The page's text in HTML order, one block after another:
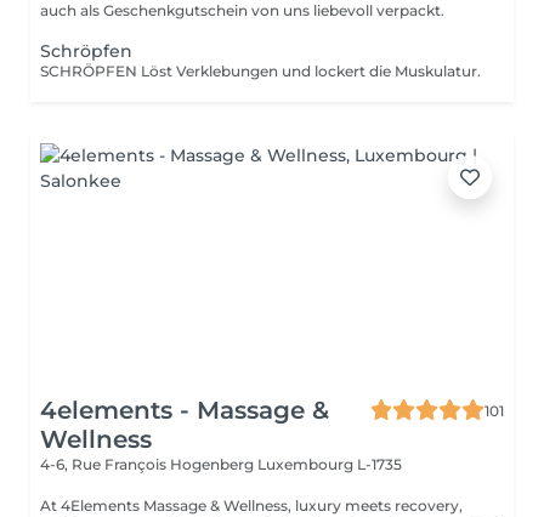
auch als Geschenkgutschein von uns liebevoll verpackt.
Schröpfen
SCHRÖPFEN Löst Verklebungen und lockert die Muskulatur.
4elements - Massage &
Wellness
101
4-6, Rue François Hogenberg Luxembourg L-1735
At 4Elements Massage & Wellness, luxury meets recovery,